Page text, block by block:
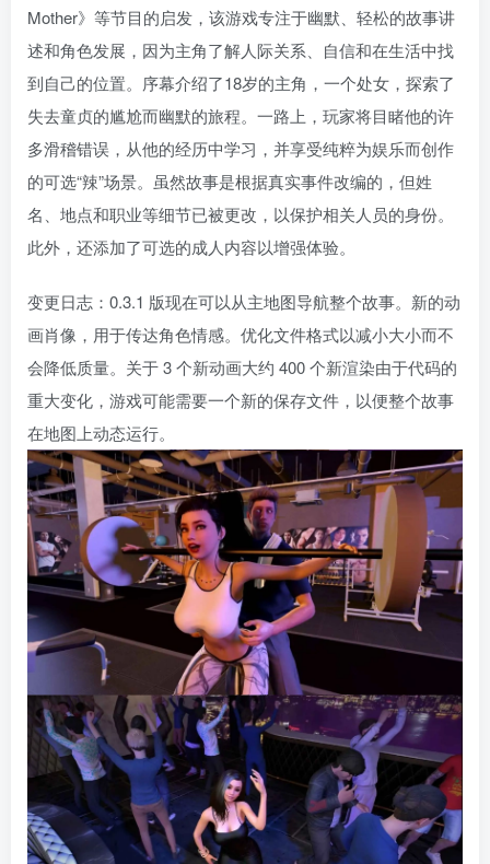
Mother》等节目的启发，该游戏专注于幽默、轻松的故事讲
述和角色发展，因为主角了解人际关系、自信和在生活中找
到自己的位置。序幕介绍了18岁的主角，一个处女，探索了
失去童贞的尴尬而幽默的旅程。一路上，玩家将目睹他的许
多滑稽错误，从他的经历中学习，并享受纯粹为娱乐而创作
的可选“辣”场景。虽然故事是根据真实事件改编的，但姓
名、地点和职业等细节已被更改，以保护相关人员的身份。
此外，还添加了可选的成人内容以增强体验。
变更日志：0.3.1 版现在可以从主地图导航整个故事。新的动
画肖像，用于传达角色情感。优化文件格式以减小大小而不
会降低质量。关于 3 个新动画大约 400 个新渲染由于代码的
重大变化，游戏可能需要一个新的保存文件，以便整个故事
在地图上动态运行。